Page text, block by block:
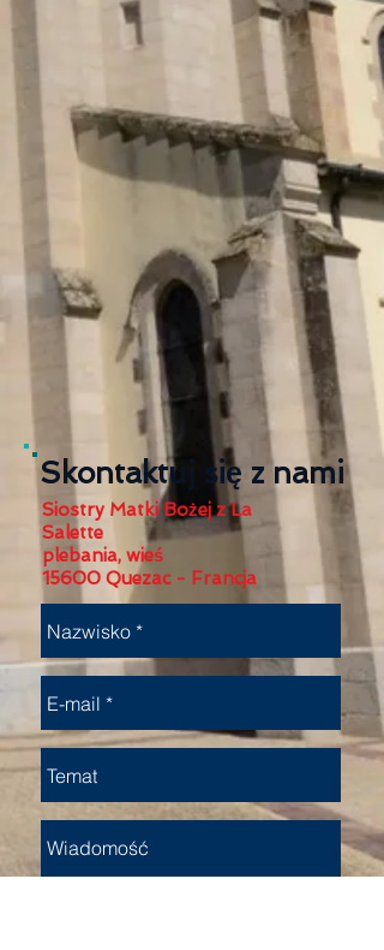
Skontaktuj się z nami
Siostry Matki Bożej z La
Salette
plebania, wieś
15600 Quezac - Francja